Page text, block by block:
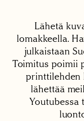
Lähetä
lomakkeella.
julkaistaan
Toimitus poimii
printtilehden
lähettää
Youtubessa